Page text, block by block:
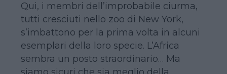
Qui, i membri dell’improbabile ciurma,
tutti cresciuti nello zoo di New York,
s’imbattono per la prima volta in alcuni
esemplari della loro specie. L’Africa
sembra un posto straordinario… Ma
siamo sicuri che sia meglio della